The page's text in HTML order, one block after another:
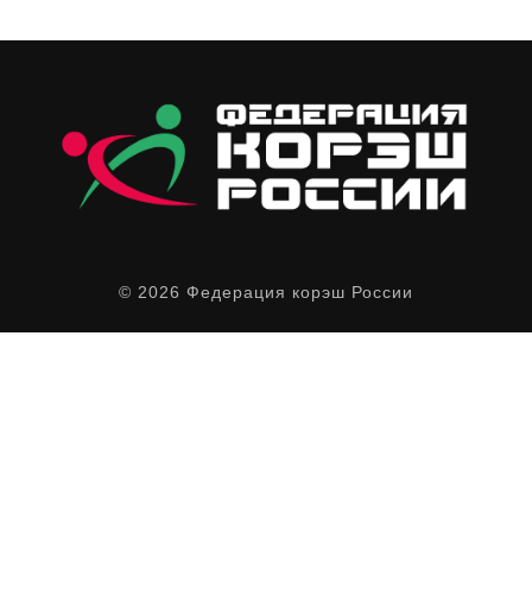
© 2026 Федерация корэш России